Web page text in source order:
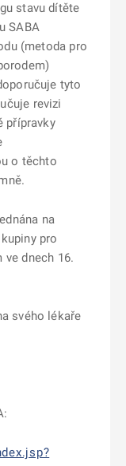
stavu dítěte
SABA
(metoda pro
tyto
revizi
přípravky
o těchto
na
pro
ve dnech 16.
svého lékaře